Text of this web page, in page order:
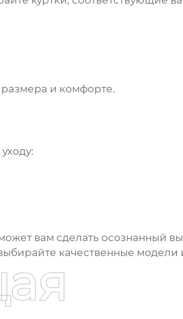
и комфорте.
вам сделать осознанный
качественные модели